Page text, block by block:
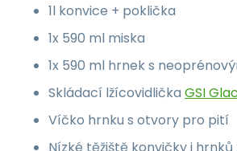
1l konvice + poklička
1x 590 ml miska
1x 590 ml hrnek s
Skládací lžícovidlička GSI
Víčko hrnku s otvory pro pití
Nízké těžiště konvičky i